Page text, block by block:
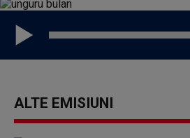
ALTE EMISIUNI